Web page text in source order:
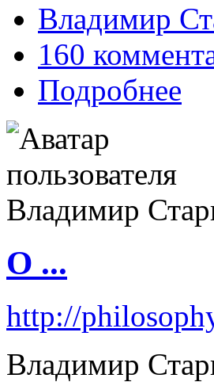
Владимир
160
Подробнее
О ...
http://
Владимир